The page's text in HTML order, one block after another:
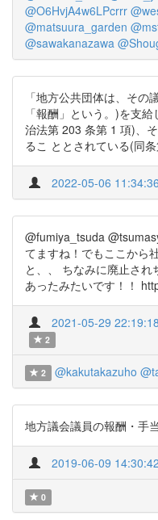
@O6HvjA4w6LPcrrr
@matsuura_garden
@sawakanazawa
「地方公共団体は、そ
「報酬」という。)を支
治法第 203 条第 1 項)、
るこ ととされている(同
2022-05-06 11:34:36
@fumiya_tsuda
てますね！でもここから
と、、 ちなみに廃止さ
あったみたいです！！
2021-05-29 22:19:18
2
2 @kakutakazuho
地方議会議員の報酬・手
2019-06-09 14:30:42
0